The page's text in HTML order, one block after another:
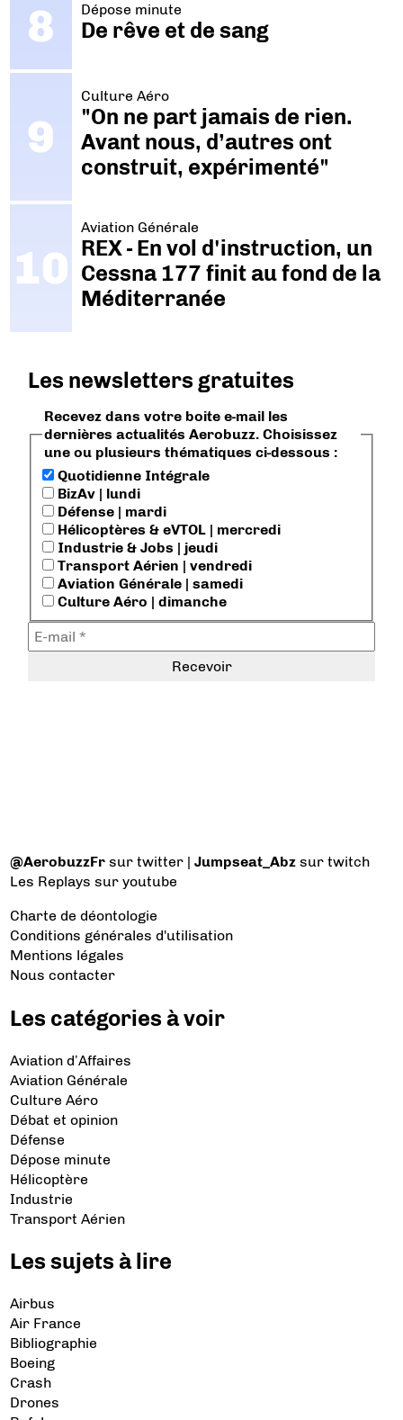
Dépose minute
De rêve et de sang
Culture Aéro
"On ne part jamais de rien.
Avant nous, d’autres ont
construit, expérimenté"
Aviation Générale
REX - En vol d'instruction, un
Cessna 177 finit au fond de la
Méditerranée
Les newsletters gratuites
Recevez dans votre boite e-mail les
dernières actualités Aerobuzz. Choisissez
une ou plusieurs thématiques ci-dessous :
Quotidienne Intégrale
BizAv | lundi
Défense | mardi
Hélicoptères & eVTOL | mercredi
Industrie & Jobs | jeudi
Transport Aérien | vendredi
Aviation Générale | samedi
Culture Aéro | dimanche
@AerobuzzFr sur twitter |Jumpseat_Abz sur twitch
Les Replays sur youtube
Charte de déontologie
Conditions générales d'utilisation
Mentions légales
Nous contacter
Les catégories à voir
Aviation d’Affaires
Aviation Générale
Culture Aéro
Débat et opinion
Défense
Dépose minute
Hélicoptère
Industrie
Transport Aérien
Les sujets à lire
Airbus
Air France
Bibliographie
Boeing
Crash
Drones